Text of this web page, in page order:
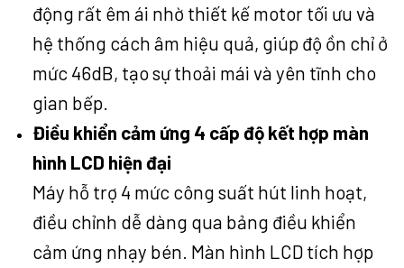
động rất êm ái nhờ thiết kế motor tối ưu và
hệ thống cách âm hiệu quả, giúp độ ồn chỉ ở
mức 46dB, tạo sự thoải mái và yên tĩnh cho
gian bếp.
Điều khiển cảm ứng 4 cấp độ kết hợp màn
hình LCD hiện đại
Máy hỗ trợ 4 mức công suất hút linh hoạt,
điều chỉnh dễ dàng qua bảng điều khiển
cảm ứng nhạy bén. Màn hình LCD tích hợp